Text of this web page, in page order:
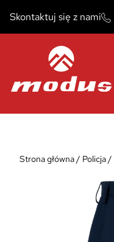
do
treści
Skontaktuj się z nami
Strona główna/ Policja/